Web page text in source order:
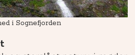
i Sognefjorden